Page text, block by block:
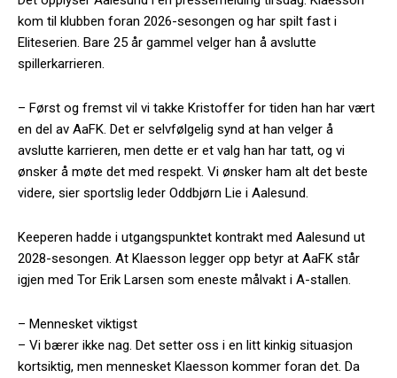
kom til klubben foran 2026-sesongen og har spilt fast i
Eliteserien. Bare 25 år gammel velger han å avslutte
spillerkarrieren.
– Først og fremst vil vi takke Kristoffer for tiden han har vært
en del av AaFK. Det er selvfølgelig synd at han velger å
avslutte karrieren, men dette er et valg han har tatt, og vi
ønsker å møte det med respekt. Vi ønsker ham alt det beste
videre, sier sportslig leder Oddbjørn Lie i Aalesund.
Keeperen hadde i utgangspunktet kontrakt med Aalesund ut
2028-sesongen. At Klaesson legger opp betyr at AaFK står
igjen med Tor Erik Larsen som eneste målvakt i A-stallen.
– Mennesket viktigst
– Vi bærer ikke nag. Det setter oss i en litt kinkig situasjon
kortsiktig, men mennesket Klaesson kommer foran det. Da